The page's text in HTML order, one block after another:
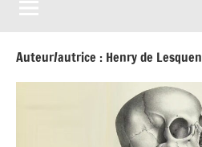
Auteur/autrice : Henry de Lesquen